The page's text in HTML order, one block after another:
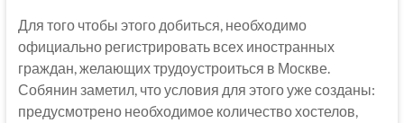
Для того чтобы этого добиться, необходимо
официально регистрировать всех иностранных
граждан, желающих трудоустроиться в Москве.
Собянин заметил, что условия для этого уже созданы:
предусмотрено необходимое количество хостелов,